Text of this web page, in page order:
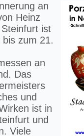
an
Heinz
ist
zum 21.
an
Das
und
ist in
und
Viele